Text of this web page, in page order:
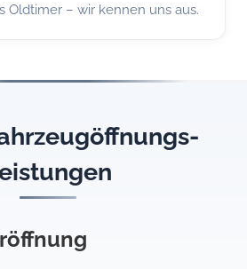
Oldtimer – wir kennen uns aus.